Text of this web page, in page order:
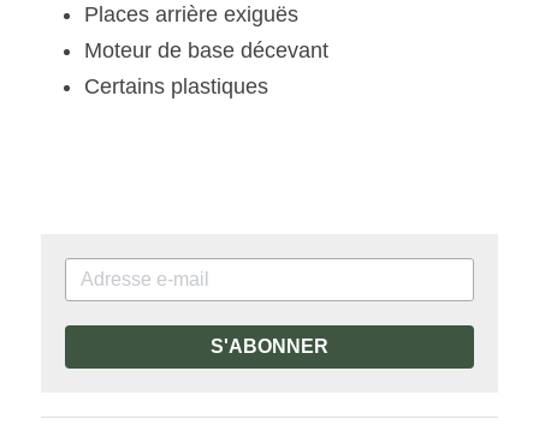
Places arrière exiguës
Moteur de base décevant
Certains plastiques
S'ABONNER